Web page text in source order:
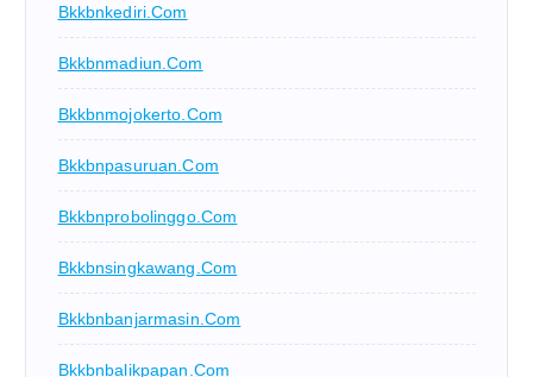
Bkkbnkediri.com
Bkkbnmadiun.com
Bkkbnmojokerto.com
Bkkbnpasuruan.com
Bkkbnprobolinggo.com
Bkkbnsingkawang.com
Bkkbnbanjarmasin.com
Bkkbnbalikpapan.com